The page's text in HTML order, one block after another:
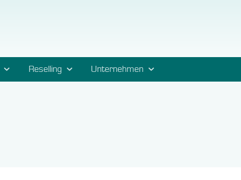
Reselling Unternehmen